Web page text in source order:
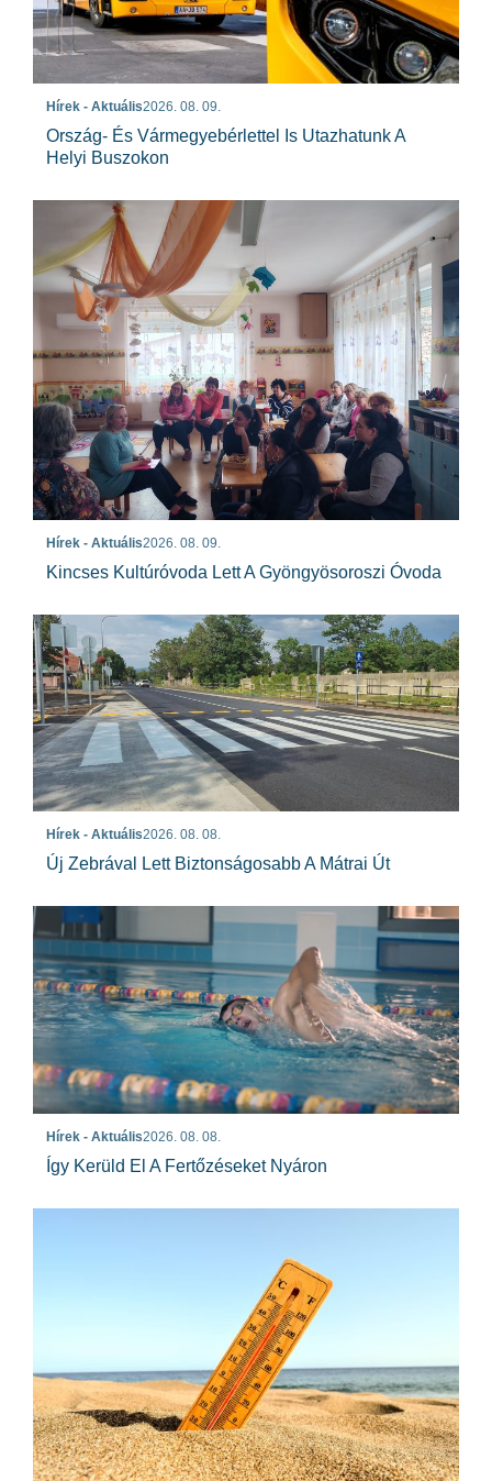
Hírek - Aktuális2026. 08. 09.
Ország- És Vármegyebérlettel Is Utazhatunk A
Helyi Buszokon
Hírek - Aktuális2026. 08. 09.
Kincses Kultúróvoda Lett A Gyöngyösoroszi Óvoda
Hírek - Aktuális2026. 08. 08.
Új Zebrával Lett Biztonságosabb A Mátrai Út
Hírek - Aktuális2026. 08. 08.
Így Kerüld El A Fertőzéseket Nyáron